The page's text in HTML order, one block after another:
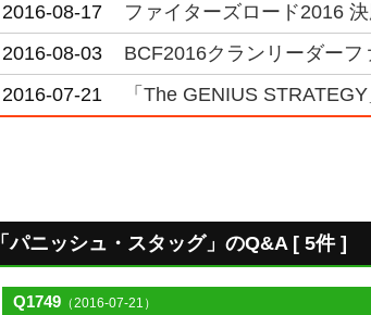
2016-08-17
ファイターズロード2016
2016-08-03
BCF2016クランリーダー
2016-07-21
「The GENIUS
「パニッシュ・スタッグ」のQ&A [ 5件 ]
Q1749 （2016-07-21）